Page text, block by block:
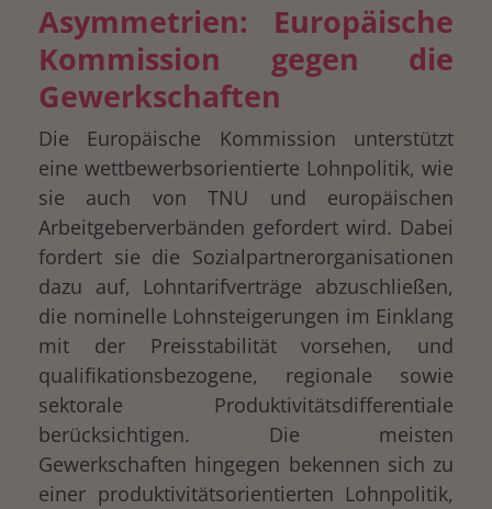
Asymmetrien: Europäische
Kommission gegen die
Gewerkschaften
Die Europäische Kommission unterstützt
eine wettbewerbsorientierte Lohnpolitik, wie
sie auch von TNU und europäischen
Arbeitgeberverbänden gefordert wird. Dabei
fordert sie die Sozialpartnerorganisationen
dazu auf, Lohntarifverträge abzuschließen,
die nominelle Lohnsteigerungen im Einklang
mit der Preisstabilität vorsehen, und
qualifikationsbezogene, regionale sowie
sektorale Produktivitätsdifferentiale
berücksichtigen. Die meisten
Gewerkschaften hingegen bekennen sich zu
einer produktivitätsorientierten Lohnpolitik,